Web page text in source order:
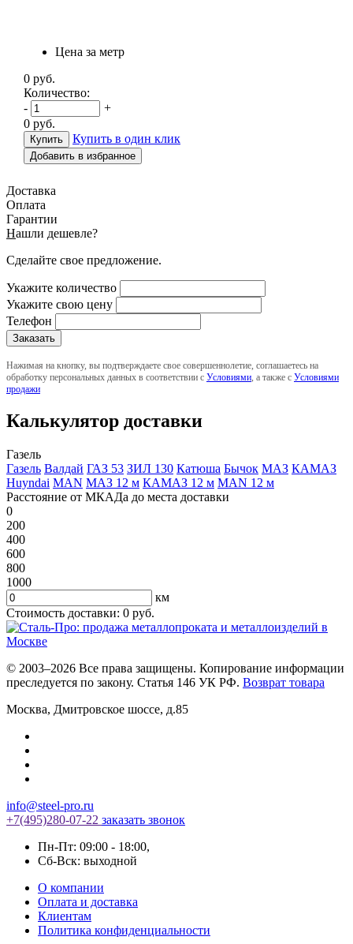
Цена за метр
0 руб.
Количество:
-
+
0 руб.
Купить в один клик
Добавить в избранное
Доставка
Оплата
Гарантии
Нашли дешевле?
Сделайте свое предложение.
Укажите количество
Укажите свою цену
Телефон
Нажимая на кнопку, вы подтверждаете свое совершеннолетие, соглашаетесь на
обработку персональных данных в соответствии с Условиями , а также с Условиями
продажи
Калькулятор доставки
Газель
Газель Валдай ГАЗ 53 ЗИЛ 130 Катюша Бычок МАЗ КАМАЗ
Huyndai MAN МАЗ 12 м КАМАЗ 12 м MAN 12 м
Расстояние от МКАДа до места доставки
0
200
400
600
800
1000
км
Стоимость доставки: 0 руб.
© 2003–2026 Все права защищены. Копирование информации
преследуется по закону. Статья 146 УК РФ. Возврат товара
Москва, Дмитровское шоссе, д.85
info@steel-pro.ru
+7(495)280-07-22 заказать звонок
Пн-Пт: 09:00 - 18:00,
Cб-Вск: выходной
О компании
Оплата и доставка
Клиентам
Политика конфиденциальности